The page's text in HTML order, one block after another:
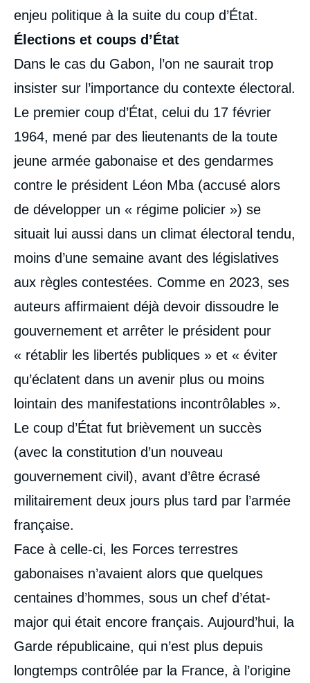
enjeu politique à la suite du coup d’État.
Élections et coups d’État
Dans le cas du Gabon, l’on ne saurait trop
insister sur l’importance du contexte électoral.
Le premier coup d’État, celui du 17 février
1964, mené par des lieutenants de la toute
jeune armée gabonaise et des gendarmes
contre le président Léon Mba (accusé alors
de développer un « régime policier ») se
situait lui aussi dans un climat électoral tendu,
moins d’une semaine avant des législatives
aux règles contestées. Comme en 2023, ses
auteurs affirmaient déjà devoir dissoudre le
gouvernement et arrêter le président pour
« rétablir les libertés publiques » et « éviter
qu’éclatent dans un avenir plus ou moins
lointain des manifestations incontrôlables ».
Le coup d’État fut brièvement un succès
(avec la constitution d’un nouveau
gouvernement civil), avant d’être écrasé
militairement deux jours plus tard par l’armée
française.
Face à celle-ci, les Forces terrestres
gabonaises n’avaient alors que quelques
centaines d’hommes, sous un chef d’état-
major qui était encore français. Aujourd’hui, la
Garde républicaine, qui n’est plus depuis
longtemps contrôlée par la France, à l’origine